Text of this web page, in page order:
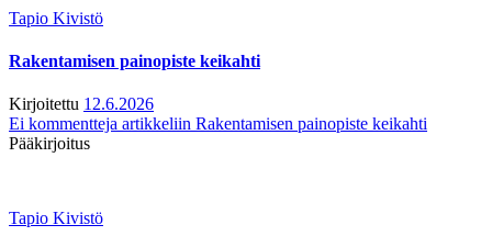
Tapio Kivistö
Rakentamisen painopiste keikahti
Kirjoitettu 12.6.2026
Ei kommentteja artikkeliin Rakentamisen painopiste keikahti
Pääkirjoitus
Tapio Kivistö